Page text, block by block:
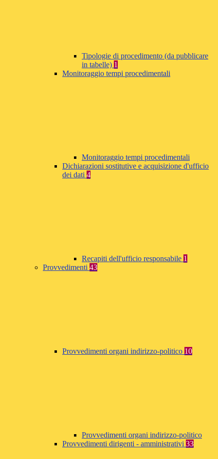
Tipologie di procedimento (da pubblicare
in tabelle) 1
Monitoraggio tempi procedimentali
Monitoraggio tempi procedimentali
Dichiarazioni sostitutive e acquisizione d'ufficio
dei dati 4
Recapiti dell'ufficio responsabile 1
Provvedimenti 43
Provvedimenti organi indirizzo-politico 10
Provvedimenti organi indirizzo-politico
Provvedimenti dirigenti - amministrativi 33